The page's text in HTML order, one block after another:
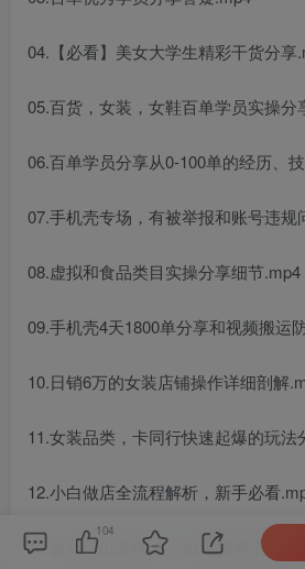
04.【必看】美女大学生精彩干货分享
05.百货，女装，女鞋百单学员实操分
06.百单学员分享从0-100单的经历、
07.手机壳专场，有被举报和账号违规
08.虚拟和食品类目实操分享细节.mp4
09.手机壳4天1800单分享和视频搬运
10.日销6万的女装店铺操作详细剖解
11.女装品类，卡同行快速起爆的玩法
12.小白做店全流程解析，新手必看
13.女装日出2000单，低退货率混剪玩
104